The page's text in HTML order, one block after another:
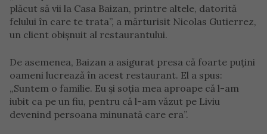
plăcut să vii la Casa Baizan, printre altele, datorită
felului în care te trata”, a mărturisit Nicolas Gutierrez,
un client obișnuit al restaurantului.
De asemenea, Baizan a asigurat presa că foarte puțini
oameni lucrează în acest restaurant. El a spus:
„Suntem o familie. Eu și soția mea aproape că l-am
iubit ca pe un fiu, pentru că l-am văzut pe Liviu
devenind persoana minunată care era”.